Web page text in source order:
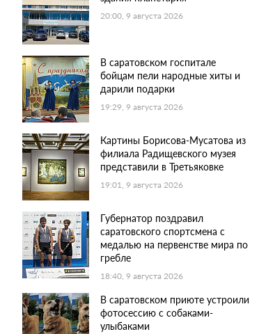
20:00, 9 августа 2026
В саратовском госпитале
бойцам пели народные хиты и
дарили подарки
19:29, 9 августа 2026
Картины Борисова-Мусатова из
филиала Радищевского музея
представили в Третьяковке
19:01, 9 августа 2026
Губернатор поздравил
саратовского спортсмена с
медалью на первенстве мира по
гребле
18:40, 9 августа 2026
В саратовском приюте устроили
фотосессию с собаками-
улыбаками